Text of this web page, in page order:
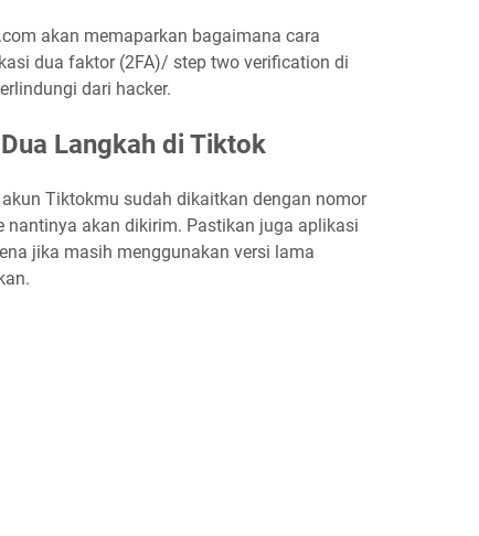
akan memaparkan bagaimana cara
dua faktor (2FA)/ step two verification di
dari hacker.
Langkah di Tiktok
Tiktokmu sudah dikaitkan dengan nomor
nantinya akan dikirim. Pastikan juga aplikasi
jika masih menggunakan versi lama